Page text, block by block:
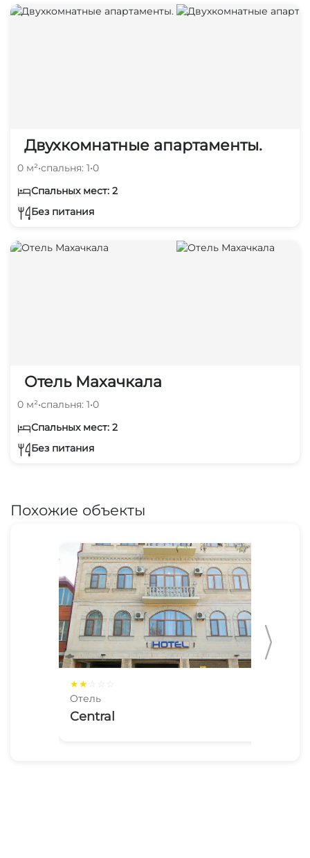
Двухкомнатные апартаменты.
0 м²•спальня: 1•0
Спальных мест: 2
Без питания
Отель Махачкала
0 м²•спальня: 1•0
Спальных мест: 2
Без питания
Похожие объекты
★★
Отель
Central